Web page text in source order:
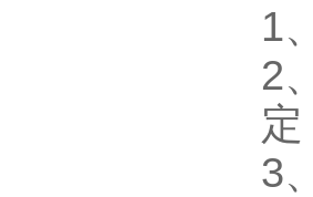
1
2
3